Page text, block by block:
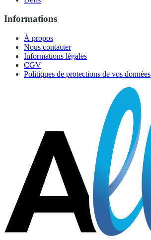
Informations
À propos
Nous contacter
Informations légales
CGV
Politiques de protections de vos données